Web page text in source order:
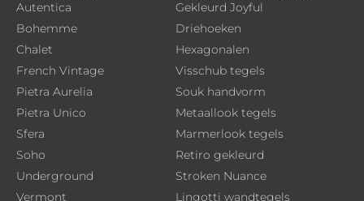
Autentica
Bohemme
Chalet
French Vintage
Pietra Aurelia
Pietra Unico
Sfera
Soho
Underground
Vermont
Gekleurd Joyful
Driehoeken
Hexagonalen
Visschub tegels
Souk handvorm
Metaallook tegels
Marmerlook tegels
Retiro gekleurd
Stroken Nuance
Lingotti wandtegels